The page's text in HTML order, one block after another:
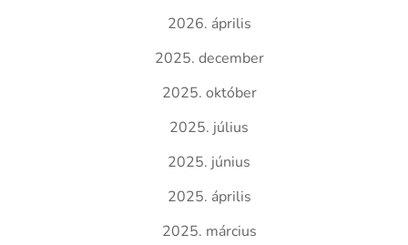
2026. április
2025. december
2025. október
2025. július
2025. június
2025. április
2025. március